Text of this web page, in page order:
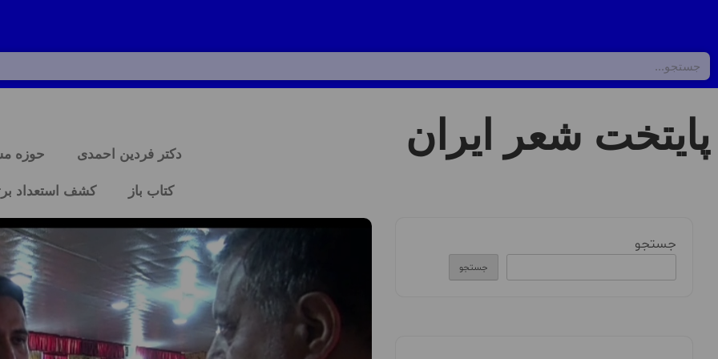
پایتخت شعر ایران دکتر فردین احمدی حوزه
کتاب باز کشف استعداد
جستجو
جستجو